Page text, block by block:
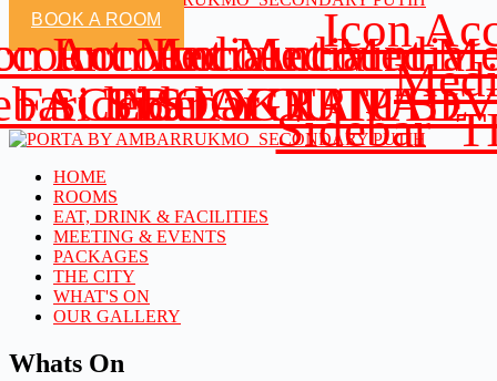
BOOK A ROOM
Media
Account Media
Icon Account Media
Sidebar_YOUTUBE
Icon Account
Icon
HOME
ROOMS
EAT, DRINK & FACILITIES
MEETING & EVENTS
PACKAGES
THE CITY
WHAT'S ON
OUR GALLERY
Whats On